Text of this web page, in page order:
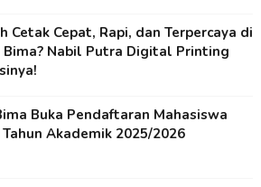
Cetak Cepat, Rapi, dan Terpercaya di
Bima? Nabil Putra Digital Printing
Buka Pendaftaran Mahasiswa
Tahun Akademik 2025/2026